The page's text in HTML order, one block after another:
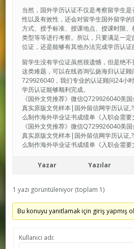
当然，国外学历认证不仅是考察留学生
性以及有效性，还会对留学生国外留学
方式、授予标准、授课地点、授课时限
类型等等进行考察。所以，只要满足一
位证，还是能够有其他办法完成学历认证
留学生没有学位证虽然很遗憾，但是绝
这类难题，可以在线咨询弘扬海归认证
729926040，我们专业的认证顾问24小
学历认证能够顺利完成。
《国外文凭推荐》微信Q729926040美
真实原版文凭样本|国外留信网学历认证
么制作海外毕业证书成绩单《入职会需要
《国外文凭推荐》微信Q729926040美
真实原版文凭样本|国外留信网学历认证
么制作海外毕业证书成绩单《入职会需
Yazar Yazılar
1 yazı görüntüleniyor (toplam 1)
Bu konuyu yanıtlamak için giriş yapmış
Kullanıcı adı: